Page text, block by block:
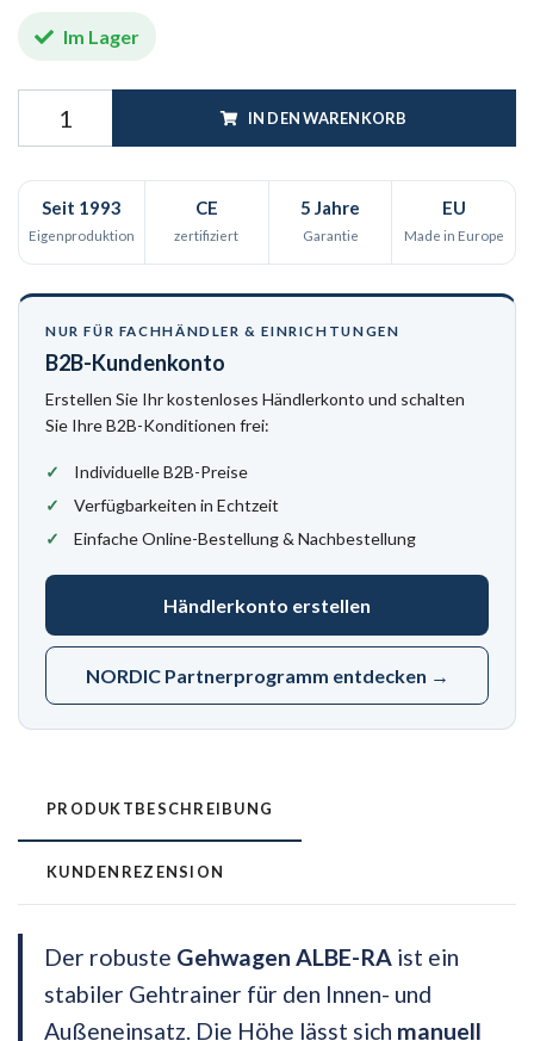
Im Lager
IN DEN WARENKORB
Seit 1993
Eigenproduktion
CE
zertifiziert
5 Jahre
Garantie
EU
Made in Europe
NUR FÜR FACHHÄNDLER & EINRICHTUNGEN
B2B-Kundenkonto
Erstellen Sie Ihr kostenloses Händlerkonto und schalten
Sie Ihre B2B-Konditionen frei:
Individuelle B2B-Preise
Verfügbarkeiten in Echtzeit
Einfache Online-Bestellung & Nachbestellung
Händlerkonto erstellen
NORDIC Partnerprogramm entdecken →
PRODUKTBESCHREIBUNG
KUNDENREZENSION
Der robuste Gehwagen ALBE-RA ist ein
stabiler Gehtrainer für den Innen- und
Außeneinsatz. Die Höhe lässt sich manuell